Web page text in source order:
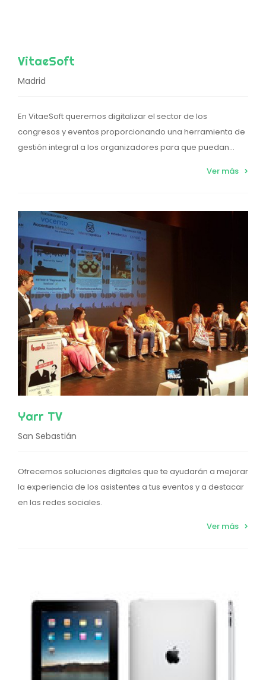
VitaeSoft
Madrid
En VitaeSoft queremos digitalizar el sector de los
congresos y eventos proporcionando una herramienta de
gestión integral a los organizadores para que puedan...
Ver más
Yarr TV
San Sebastián
Ofrecemos soluciones digitales que te ayudarán a mejorar
la experiencia de los asistentes a tus eventos y a destacar
en las redes sociales.
Ver más